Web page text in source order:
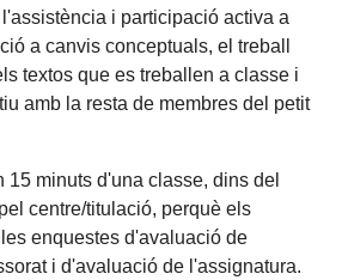
i participació activa a
a canvis conceptuals, el treball
textos que es treballen a classe i
amb la resta de membres del petit
15 minuts d'una classe, dins del
centre/titulació, perquè els
enquestes d'avaluació de
i d'avaluació de l'assignatura.